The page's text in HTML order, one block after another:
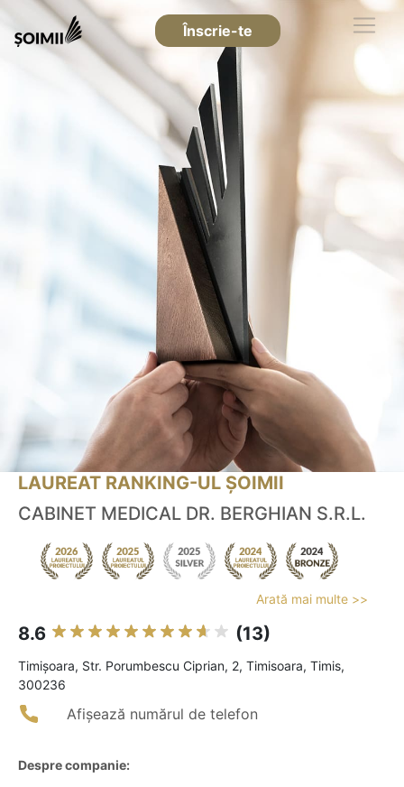
Înscrie-te
LAUREAT RANKING-UL ȘOIMII
CABINET MEDICAL DR. BERGHIAN S.R.L.
Arată mai multe >>
8.6 (13)
Timişoara, Str. Porumbescu Ciprian, 2, Timisoara, Timis,
300236
Afișează numărul de telefon
Despre companie: